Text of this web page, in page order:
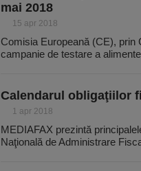
mai 2018
15 apr 2018
Comisia Europeană (CE), prin
campanie de testare a
Calendarul obligaţiilor
1 apr 2018
MEDIAFAX prezintă
Naţională de Administrare